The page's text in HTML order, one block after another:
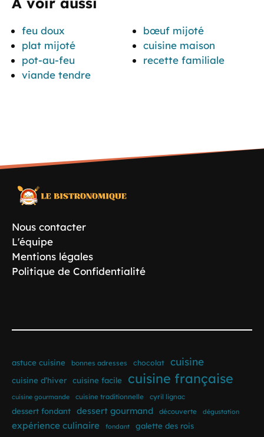
feu doux
plat mijoté
pot-au-feu
viande tendre
bœuf mijoté
cuisine maison
recette familiale
Nous contacter
L'équipe
Mentions légales
Politique de Confidentialité
astuce cuisine bonnes adresses chocolat cuisine
cuisine d’hiver cuisine facile cuisine française
cuisine gourmande cuisine traditionnelle cyril lignac
dessert fondant dessert gourmand découverte dégustation
expérience culinaire fondant galette des rois